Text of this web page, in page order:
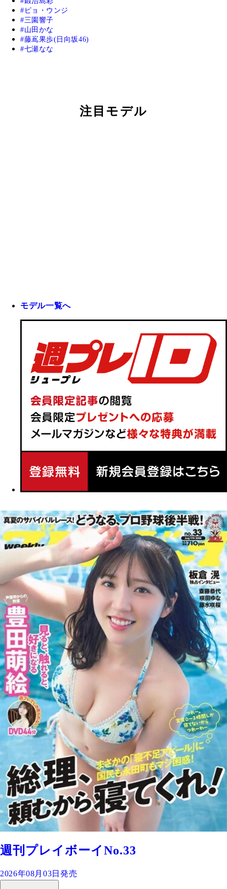
ピョ・ウンジ
三園響子
山田かな
藤嶌果歩(日向坂46)
七瀬なな
注目モデル
モデル一覧へ
週刊プレイボーイNo.33
2026年08月03日発売